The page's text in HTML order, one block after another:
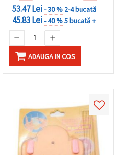
53.47 Lei- 30 % 2-4 bucată
45.83 Lei- 40 %5 bucată +
ADAUGA IN COS